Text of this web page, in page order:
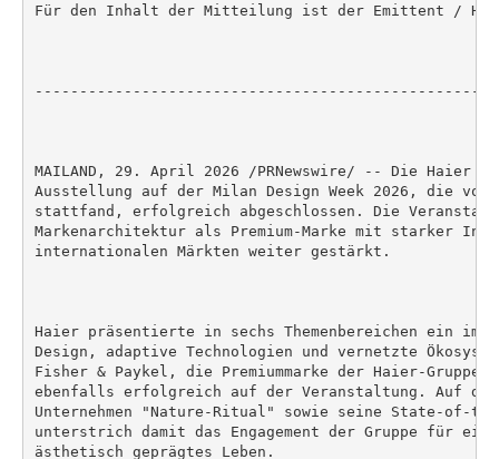
Für den Inhalt der Mitteilung ist der Emittent /
MAILAND, 29. April 2026 /PRNewswire/ -- Die Haier
Ausstellung auf der Milan Design Week 2026, die
stattfand, erfolgreich abgeschlossen. Die
Markenarchitektur als Premium-Marke mit starker
internationalen Märkten weiter gestärkt.
Haier präsentierte in sechs Themenbereichen ein
Design, adaptive Technologien und vernetzte
Fisher & Paykel, die Premiummarke der Haier-
ebenfalls erfolgreich auf der Veranstaltung. Auf der
Unternehmen "Nature-Ritual" sowie seine State-of-
unterstrich damit das Engagement der Gruppe für ein
ästhetisch geprägtes Leben.